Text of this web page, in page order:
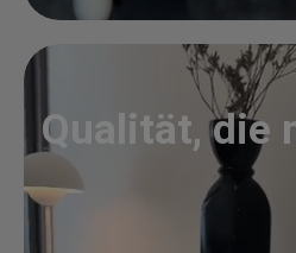
Qualität, die